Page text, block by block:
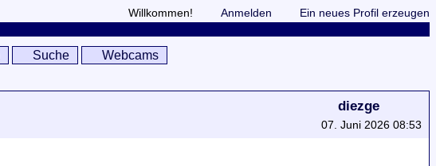
Willkommen! Anmelden Ein neues Profil erzeugen
Suche Webcams
diezge
07. Juni 2026 08:53